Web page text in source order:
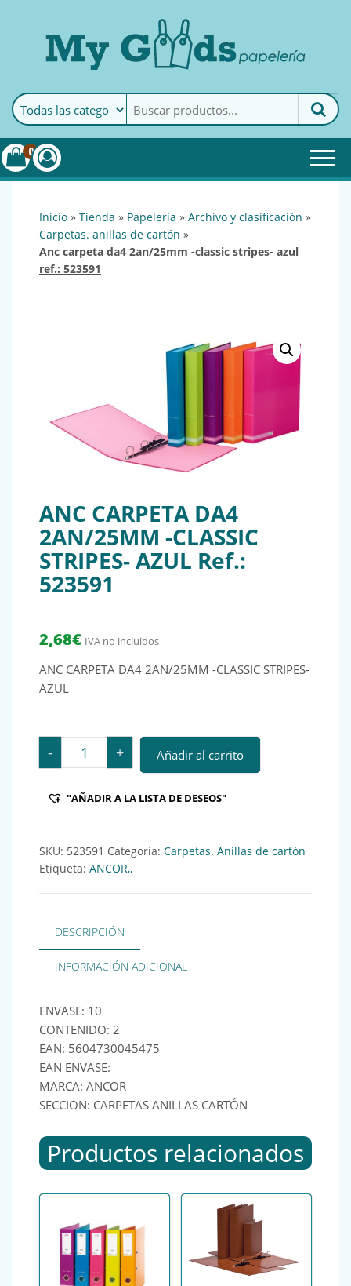
MyGoods · PapeleríaMy Goods es tu papelería
online de confianza. Podrás
encontrar todo lo necesario
0
inicio » tienda » papelería » archivo y clasificación »
carpetas. anillas de cartón »
anc carpeta da4 2an/25mm -classic stripes- azul
ref.: 523591
ANC CARPETA DA4
2AN/25MM -CLASSIC
STRIPES- AZUL Ref.:
523591
2,68€ IVA no incluidos
ANC CARPETA DA4 2AN/25MM -CLASSIC STRIPES-
AZUL
- ANC CARPETA DA4 2AN/25MM -CLASSIC STRIPES-
+ Añadir al carrito
"AÑADIR A LA LISTA DE DESEOS"
SKU: 523591 Categoría: Carpetas. Anillas de cartón
Etiqueta: ANCOR,,
DESCRIPCIÓN
INFORMACIÓN ADICIONAL
ENVASE: 10
CONTENIDO: 2
EAN: 5604730045475
EAN ENVASE:
MARCA: ANCOR
SECCION: CARPETAS ANILLAS CARTÓN
Productos relacionados